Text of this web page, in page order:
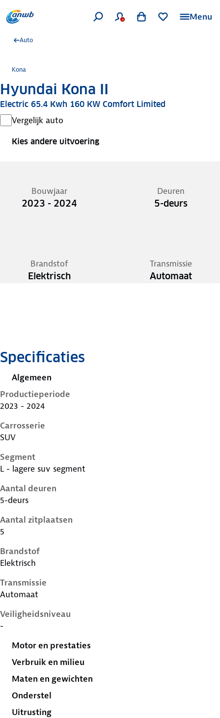
Menu
Auto
Kona
Hyundai Kona II
Electric 65.4 Kwh 160 KW Comfort Limited
Vergelijk auto
Kies andere uitvoering
Bouwjaar
2023 - 2024
Deuren
5-deurs
Brandstof
Elektrisch
Transmissie
Automaat
Specificaties
Algemeen
Productieperiode
2023 - 2024
Carrosserie
SUV
Segment
L - lagere suv segment
Aantal deuren
5-deurs
Aantal zitplaatsen
5
Brandstof
Elektrisch
Transmissie
Automaat
Veiligheidsniveau
-
Motor en prestaties
Verbruik en milieu
Maten en gewichten
Onderstel
Uitrusting